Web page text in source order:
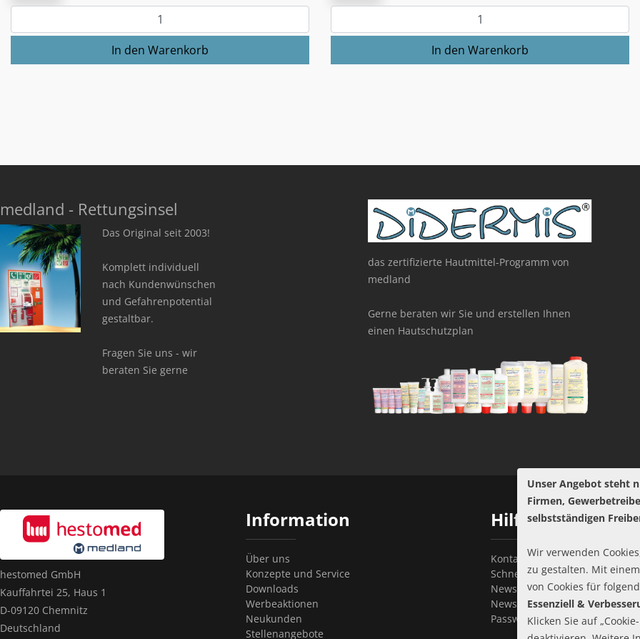
medland - Rettungsinsel
Das Original seit 2003!
Komplett individuell
nach Kundenwünschen
und Gefahrenpotential
gestaltbar.
Fragen Sie uns - wir
beraten Sie gerne
das zertifizierte Hautmittel-Programm von
medland
Gerne beraten wir Sie und erstellen Ihnen
einen Hautschutzplan
hestomed GmbH
Kauffahrtei 25, Haus 1
D-09120 Chemnitz
Deutschland
Information
Über uns
Konzepte und Service
Downloads
Werbeaktionen
Neukunden
Stellenangebote
Hilfe
Kontakt
Schnellbestellung
Newsletter abonnieren
Newsletter kündigen
Passwort vergessen?
Unser Angebot steht
Firmen,
selbstständigen
Wir verwenden
zu gestalten. Mit
von Cookies für
Essenziell &
Klicken Sie auf